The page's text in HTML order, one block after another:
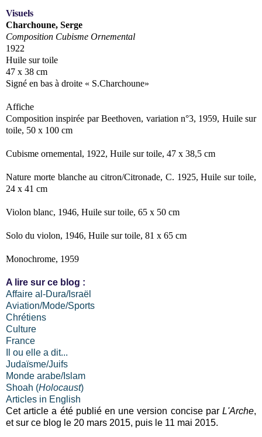
Visuels
Charchoune, Serge
Composition Cubisme Ornemental
1922
Huile sur toile
47 x 38 cm
Signé en bas à droite « S.Charchoune»
Affiche
Composition inspirée par Beethoven, variation n°3, 1959, Huile sur
toile, 50 x 100 cm
Cubisme ornemental, 1922, Huile sur toile, 47 x 38,5 cm
Nature morte blanche au citron/Citronade, C. 1925, Huile sur toile,
24 x 41 cm
Violon blanc, 1946, Huile sur toile, 65 x 50 cm
Solo du violon, 1946, Huile sur toile, 81 x 65 cm
Monochrome, 1959
A lire sur ce blog :
Affaire al-Dura/Israël
Aviation/Mode/Sports
Chrétiens
Culture
France
Il ou elle a dit...
Judaïsme/Juifs
Monde arabe/Islam
Shoah (Holocaust)
Articles in English
Cet article a été publié en une version concise par L'Arche,
et sur ce blog le 20 mars 2015, puis le 11 mai 2015.